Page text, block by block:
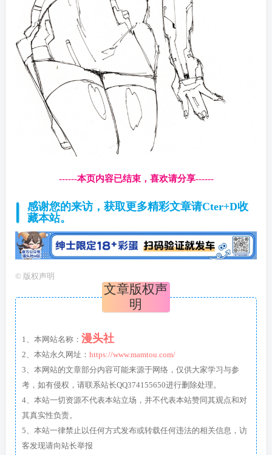
------本页内容已结束，喜欢请分享------
感谢您的来访，获取更多精彩文章请Cter+D收
藏本站。
© 版权声明
文章版权声
明
1、本网站名称： 漫头社
2、本站永久网址： https://www.mamtou.com/
3、本网站的文章部分内容可能来源于网络，仅供大家学习与参
考，如有侵权，请联系站长QQ374155650进行删除处理。
4、本站一切资源不代表本站立场，并不代表本站赞同其观点和对
其真实性负责。
5、本站一律禁止以任何方式发布或转载任何违法的相关信息，访
客发现请向站长举报